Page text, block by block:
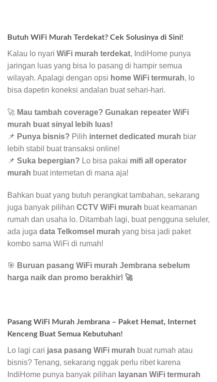
Butuh WiFi Murah Terdekat? Cek Solusinya di Sini!
Kalau lo nyari WiFi murah terdekat, IndiHome punya
jaringan luas yang bisa lo pasang di hampir semua
wilayah. Apalagi dengan opsi home WiFi termurah, lo
bisa dapetin koneksi andalan buat sehari-hari.
🚀 Mau tambah coverage? Gunakan repeater WiFi
murah buat sinyal lebih luas!
📌 Punya bisnis? Pilih internet dedicated murah biar
lebih stabil buat transaksi online!
📌 Suka bepergian? Lo bisa pakai mifi all operator
murah buat internetan di mana aja!
Bahkan buat yang butuh perangkat tambahan, sekarang
juga banyak pilihan CCTV WiFi murah buat keamanan
rumah dan usaha lo. Ditambah lagi, buat pengguna seluler,
ada juga data Telkomsel murah yang bisa jadi paket
kombo sama WiFi di rumah!
🎯 Buruan pasang WiFi murah Jembrana sebelum
harga naik dan promo berakhir! 🚀
Pasang WiFi Murah Jembrana – Paket Hemat, Internet
Kenceng Buat Semua Kebutuhan!
Lo lagi cari jasa pasang WiFi murah buat rumah atau
bisnis? Tenang, sekarang nggak perlu ribet karena
IndiHome punya banyak pilihan layanan WiFi termurah